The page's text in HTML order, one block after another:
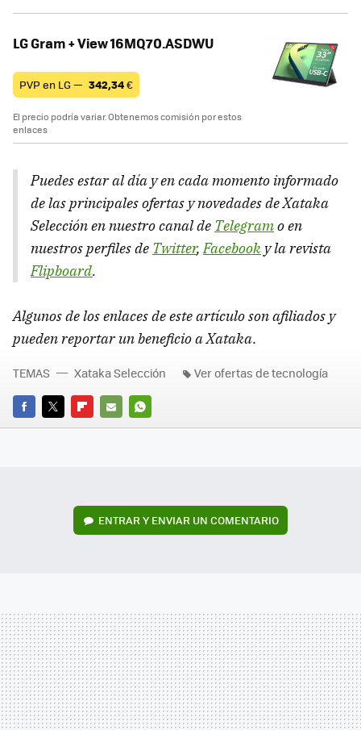
LG Gram + View 16MQ70.ASDWU
PVP en LG — 342,34€
El precio podría variar. Obtenemos comisión por estos
enlaces
Puedes estar al día y en cada momento informado
de las principales ofertas y novedades de Xataka
Selección en nuestro canal de Telegramo en
nuestros perfiles de Twitter,Facebook y la revista
Flipboard.
Algunos de los enlaces de este artículo son afiliados y
pueden reportar un beneficio a Xataka.
FACEBOOK
TWITTERFLIPBOARD
E-
WHATSAPP
TEMAS Xataka Selección Ver ofertas de tecnología
ENTRAR Y ENVIAR UN COMENTARIO